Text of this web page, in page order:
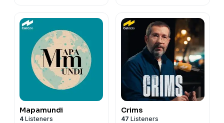
Mapamundi
4 Listeners
Crims
47 Listeners